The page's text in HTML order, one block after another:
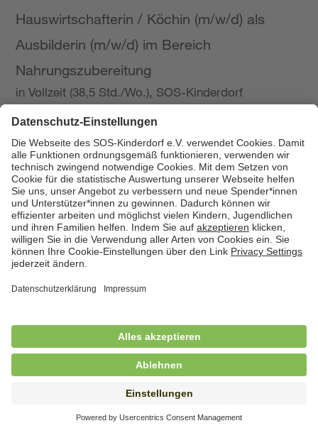
Hauswirtschafterin / Köchin (m/w/d) als
Ausbilderin (m/w/d) im Bereich
Nahrungszubereitung
in Vollzeit (38,5 Std./Wo.), SOS-Kinderdorf
Hauswirtschaftskraft (m/w/d)
in Teilzeit (mind. 20 - max. 30 Std./.Wo.), SOS-
Kinderdorf Essen, Essen
Hauswirtschaftskraft (m/w/d)
Kinderdorf Dortmund, Hagen
Hauswirtschaftskraft (m/w/d) für
in unbefristeter Anstellung, Teilzeit (19,25 Std./Wo.),